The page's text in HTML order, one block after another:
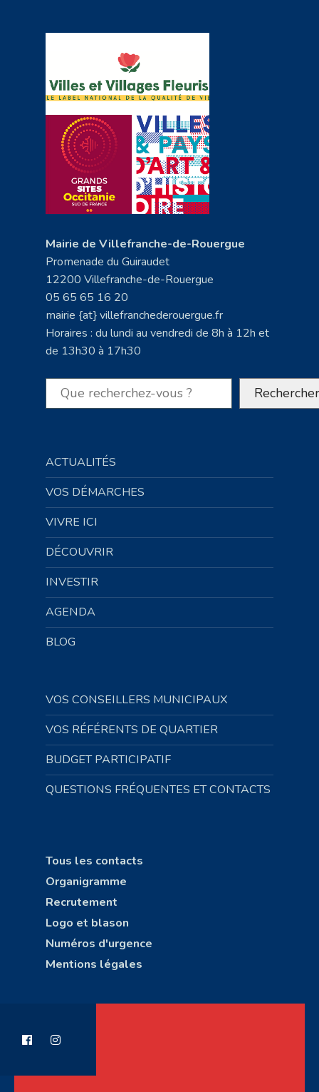
Mairie de Villefranche-de-Rouergue
Promenade du Guiraudet
12200 Villefranche-de-Rouergue
05 65 65 16 20
mairie {at} villefranchederouergue.fr
Horaires : du lundi au vendredi de 8h à 12h et
de 13h30 à 17h30
Rechercher Rechercher
ACTUALITÉS
VOS DÉMARCHES
VIVRE ICI
DÉCOUVRIR
INVESTIR
AGENDA
BLOG
VOS CONSEILLERS MUNICIPAUX
VOS RÉFÉRENTS DE QUARTIER
BUDGET PARTICIPATIF
QUESTIONS FRÉQUENTES ET CONTACTS
Tous les contacts
Organigramme
Recrutement
Logo et blason
Numéros d'urgence
Mentions légales